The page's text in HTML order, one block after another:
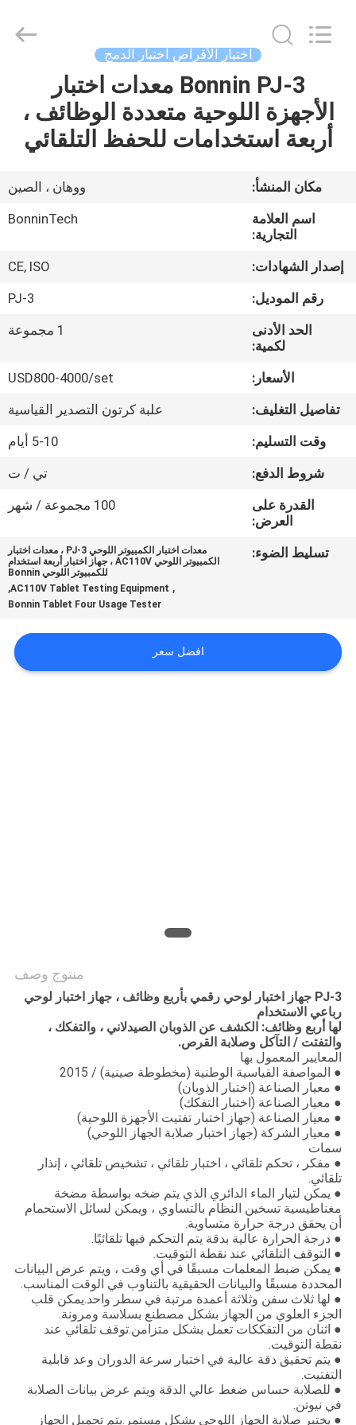
منتجات
أشرطة
فيديو
معلومات
جولة
المعمل
رقابة
جودة
اقتباس
خريطة
Copyright
Technology
Reserved.
Developed
اختبار الأقراص اختبار الدمج
Bonnin PJ-3 معدات اختبار
الأجهزة اللوحية متعددة الوظائف ،
أربعة استخدامات للحفظ التلقائي
مكان المنشأ:
ووهان ، الصين
اسم العلامة
التجارية:
BonninTech
إصدار الشهادات:
CE, ISO
رقم الموديل:
PJ-3
الحد الأدنى
لكمية:
1 مجموعة
الأسعار:
USD800-4000/set
تفاصيل التغليف:
علبة كرتون التصدير القياسية
وقت التسليم:
5-10 أيام
شروط الدفع:
تي / ت
القدرة على
العرض:
100 مجموعة / شهر
تسليط الضوء:
معدات اختبار الكمبيوتر اللوحي PJ-3 ، معدات اختبار
الكمبيوتر اللوحي AC110V ، جهاز اختبار أربعة استخدام
للكمبيوتر اللوحي Bonnin
,
AC110V Tablet Testing Equipment
,
Bonnin Tablet Four Usage Tester
افضل سعر
منتوج وصف
PJ-3 جهاز اختبار لوحي رقمي بأربع وظائف ، جهاز اختبار لوحي
رباعي الاستخدام
لها أربع وظائف: الكشف عن الذوبان الصيدلاني ، والتفكك ،
والتفتت / التآكل وصلابة القرص.
المعايير المعمول بها
● المواصفة القياسية الوطنية (مخطوطة صينية) / 2015
● معيار الصناعة (اختبار الذوبان)
● معيار الصناعة (اختبار التفكك)
● معيار الصناعة (جهاز اختبار تفتيت الأجهزة اللوحية)
● معيار الشركة (جهاز اختبار صلابة الجهاز اللوحي)
سمات
● مفكر ، تحكم تلقائي ، اختبار تلقائي ، تشخيص تلقائي ، إنذار
تلقائي.
● يمكن لتيار الماء الدائري الذي يتم ضخه بواسطة مضخة
مغناطيسية تسخين النظام بالتساوي ، ويمكن لسائل الاستحمام
أن يحقق درجة حرارة متساوية.
● درجة الحرارة عالية بدقة يتم التحكم فيها تلقائيًا.
● التوقف التلقائي عند نقطة التوقيت.
● يمكن ضبط المعلمات مسبقًا في أي وقت ، ويتم عرض البيانات
المحددة مسبقًا والبيانات الحقيقية بالتناوب في الوقت المناسب.
● لها ثلاث سفن وثلاثة أعمدة مرتبة في سطر واحد.يمكن قلب
الجزء العلوي من الجهاز بشكل مصطنع بسلاسة ومرونة.
● اثنان من التفككات تعمل بشكل متزامن.توقف تلقائي عند
نقطة التوقيت.
● يتم تحقيق دقة عالية في اختبار سرعة الدوران وعد قابلية
التفتيت.
● للصلابة حساس ضغط عالي الدقة ويتم عرض بيانات الصلابة
في نيوتن.
● يختبر صلابة الجهاز اللوحي بشكل مستمر.يتم تحميل الجهاز